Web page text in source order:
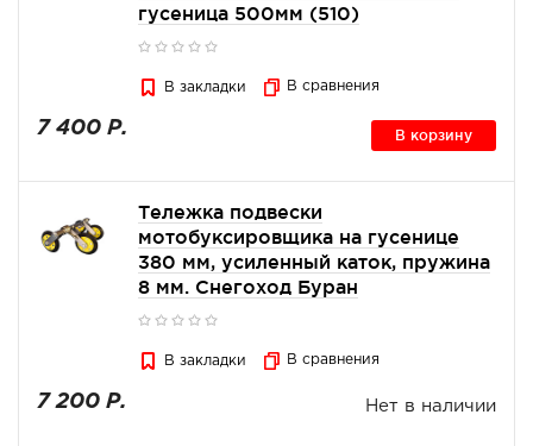
гусеница 500мм (510)
В закладки В сравнения
7 400 Р. В корзину
Тележка подвески
мотобуксировщика на гусенице
380 мм, усиленный каток, пружина
8 мм. Снегоход Буран
В закладки В сравнения
7 200 Р. Нет в наличии